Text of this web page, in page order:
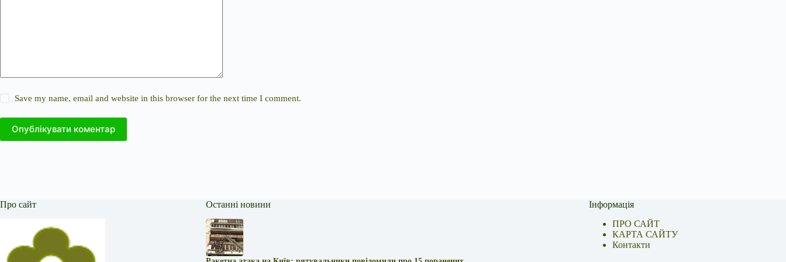
Save my name, email and website in this browser for the next time I comment.
Опублікувати коментар
Про сайт Останні новини
Інформація
ПРО САЙТ
КАРТА САЙТУ
Контакти